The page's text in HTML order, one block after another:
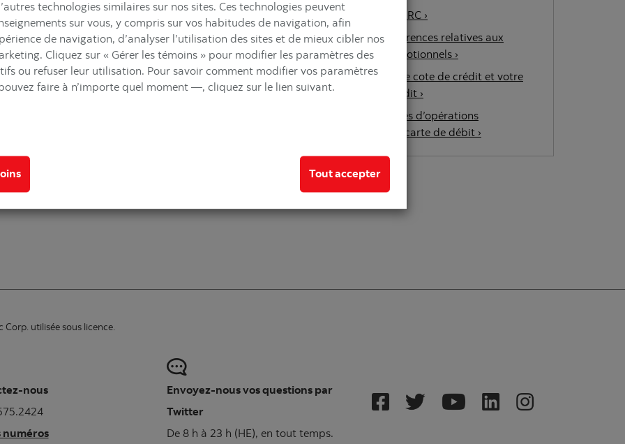
Modifier votre adresse ›
Modifier une adresse de courriel ›
Ajouter une adresse de courriel ›
Activer la fonction Presto Soldes ›
Dépôt direct ARC ›
Gérer les préférences relatives aux
courriels promotionnels ›
Consulter votre cote de crédit et votre
dossier de crédit ›
Gérer les limites d’opérations
associées à la carte de débit ›
Corp. utilisée sous licence.
nous
numéros
Envoyez-nous vos questions par
Twitter
De 8 h à 23 h (HE), en tout temps.
technologies similaires sur nos sites. Ces technologies peuvent
sur vous, y compris sur vos habitudes de navigation, afin
de navigation, d’analyser l’utilisation des sites et de mieux cibler nos
Cliquez sur « Gérer les témoins » pour modifier les paramètres des
ou refuser leur utilisation. Pour savoir comment modifier vos paramètres
faire à n’importe quel moment —, cliquez sur le lien suivant.
Tout accepter